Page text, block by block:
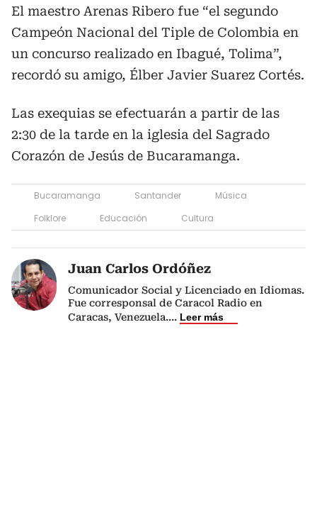
El maestro Arenas Ribero fue “el segundo
Campeón Nacional del Tiple de Colombia en
un concurso realizado en Ibagué, Tolima”,
recordó su amigo, Élber Javier Suarez Cortés.
Las exequias se efectuarán a partir de las
2:30 de la tarde en la iglesia del Sagrado
Corazón de Jesús de Bucaramanga.
Bucaramanga Santander
Música
Folklore
Educación Cultura
Juan Carlos Ordóñez
Comunicador Social y Licenciado en Idiomas.
Fue corresponsal de Caracol Radio en
Caracas, Venezuela.... Leer más